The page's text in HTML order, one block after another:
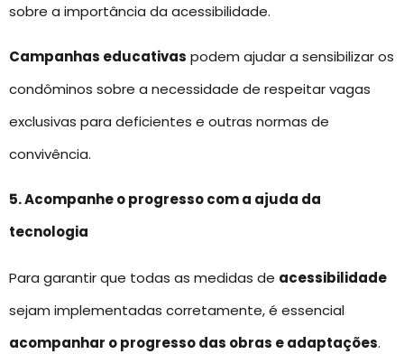
sobre a importância da acessibilidade.
Campanhas educativas podem ajudar a sensibilizar os
condôminos sobre a necessidade de respeitar vagas
exclusivas para deficientes e outras normas de
convivência.
5. Acompanhe o progresso com a ajuda da
tecnologia
Para garantir que todas as medidas de acessibilidade
sejam implementadas corretamente, é essencial
acompanhar o progresso das obras e adaptações.